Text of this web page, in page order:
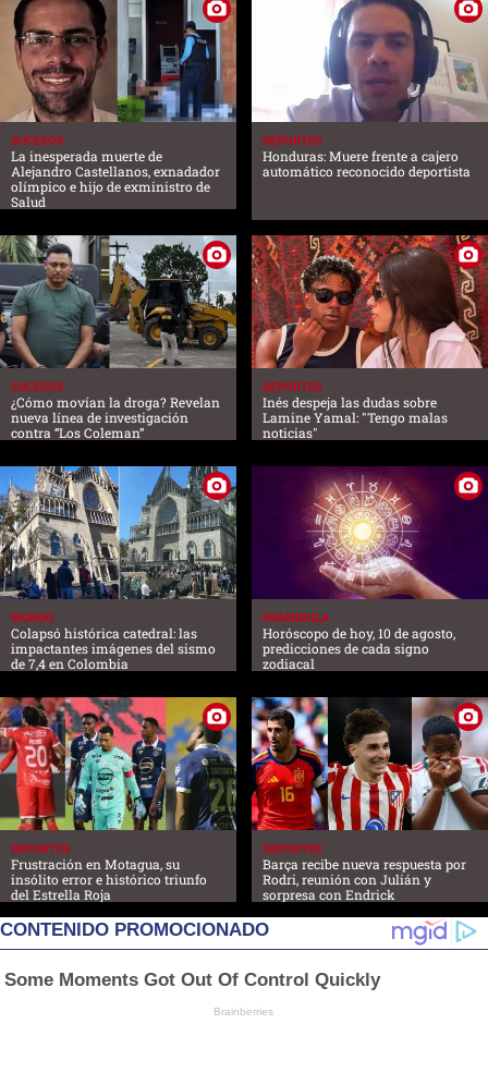
SUCESOS
La inesperada muerte de
Alejandro Castellanos, exnadador
olímpico e hijo de exministro de
Salud
DEPORTES
Honduras: Muere frente a cajero
automático reconocido deportista
SUCESOS
¿Cómo movían la droga? Revelan
nueva línea de investigación
contra “Los Coleman”
DEPORTES
Inés despeja las dudas sobre
Lamine Yamal: "Tengo malas
noticias"
MUNDO
Colapsó histórica catedral: las
impactantes imágenes del sismo
de 7,4 en Colombia
FARANDULA
Horóscopo de hoy, 10 de agosto,
predicciones de cada signo
zodiacal
DEPORTES
Frustración en Motagua, su
insólito error e histórico triunfo
del Estrella Roja
DEPORTES
Barça recibe nueva respuesta por
Rodri, reunión con Julián y
sorpresa con Endrick
CONTENIDO PROMOCIONADO
Some Moments Got Out Of Control Quickly
Brainberries